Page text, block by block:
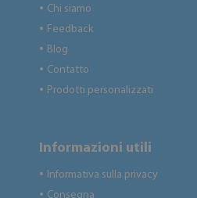
● Chi siamo
● Feedback
● Blog
● Contatto
● Prodotti personalizzati
Informazioni utili
● Informativa sulla privacy
● Consegna